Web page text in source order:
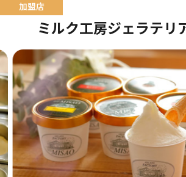
ミルク工房ジェラテリ